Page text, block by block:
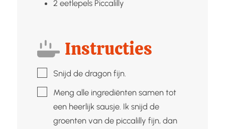
2 eetlepels Piccalilly
Instructies
▢Snijd de dragon fijn.
▢Meng alle ingrediënten samen tot
een heerlijk sausje. Ik snijd de
groenten van de piccalilly fijn, dan